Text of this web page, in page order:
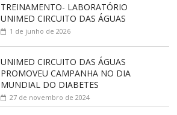
TREINAMENTO- LABORATÓRIO
UNIMED CIRCUITO DAS ÁGUAS
1 de junho de 2026
UNIMED CIRCUITO DAS ÁGUAS
PROMOVEU CAMPANHA NO DIA
MUNDIAL DO DIABETES
27 de novembro de 2024